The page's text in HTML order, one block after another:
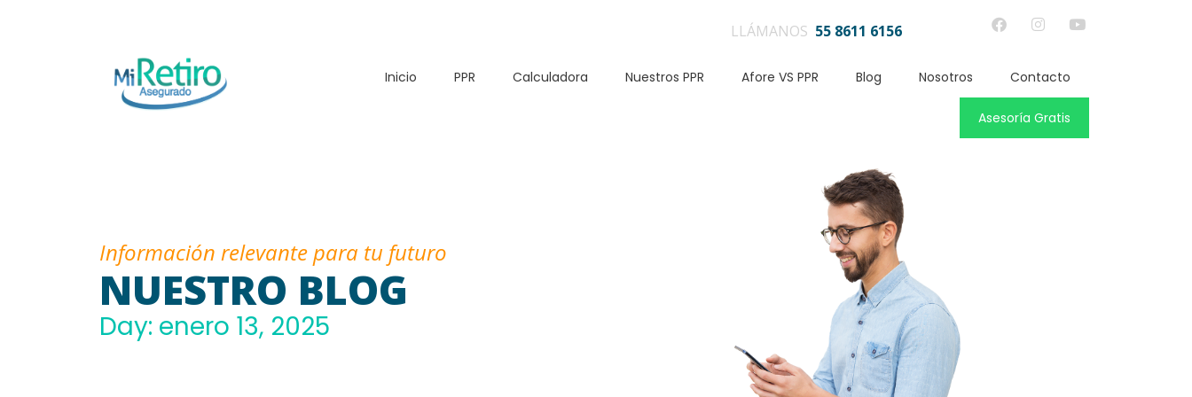
LLÁMANOS 55 8611 6156
Inicio PPR Calculadora Nuestros PPR Afore VS PPR Blog Nosotros Contacto
Asesoría Gratis
Información relevante para tu futuro
NUESTRO BLOG
Day: enero 13, 2025